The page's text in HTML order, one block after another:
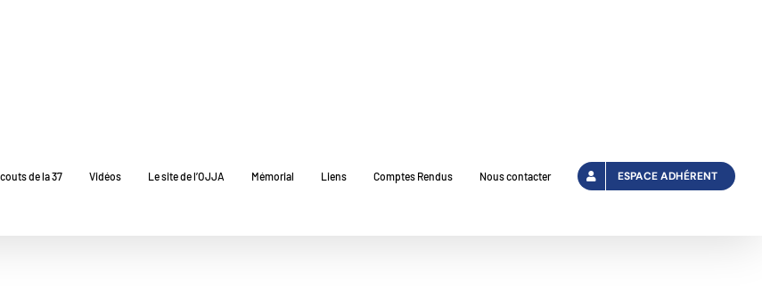
de la 37 Vidéos Le site de l’OJJA Mémorial Liens Comptes Rendus Nous contacter ESPACE ADHÉRENT